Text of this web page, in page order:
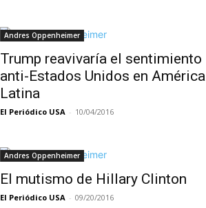
Andres Oppenheimer
Trump reavivaría el sentimiento
anti-Estados Unidos en América
Latina
El Periódico USA - 10/04/2016
Andres Oppenheimer
El mutismo de Hillary Clinton
El Periódico USA - 09/20/2016